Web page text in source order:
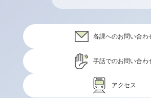
各課へのお問い合わ
手話でのお問い合わ
アクセス